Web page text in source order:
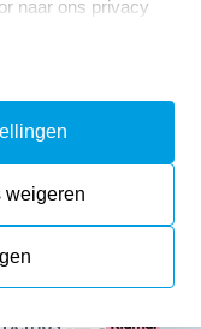
naar ons privacy
weigeren